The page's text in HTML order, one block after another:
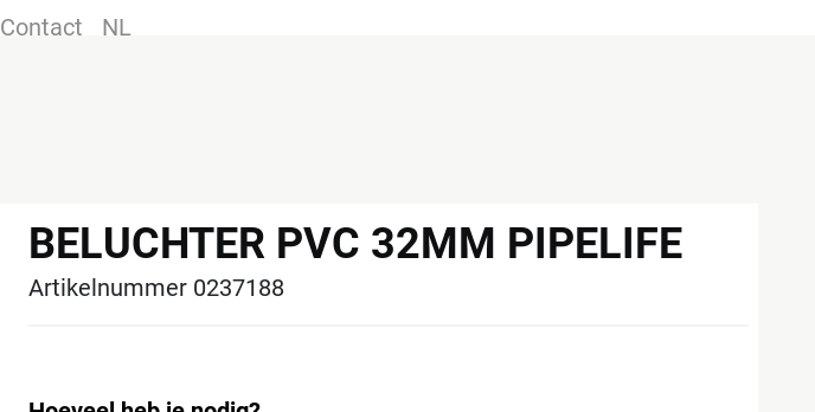
Contact
NL
BELUCHTER PVC 32MM PIPELIFE
Artikelnummer 0237188